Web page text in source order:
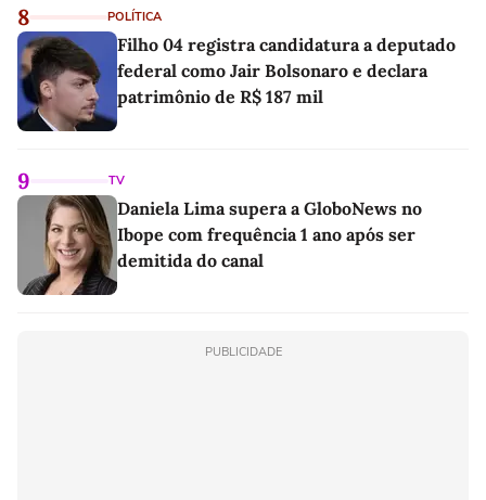
8 POLÍTICA
Filho 04 registra candidatura a deputado
federal como Jair Bolsonaro e declara
patrimônio de R$ 187 mil
9 TV
Daniela Lima supera a GloboNews no
Ibope com frequência 1 ano após ser
demitida do canal
PUBLICIDADE